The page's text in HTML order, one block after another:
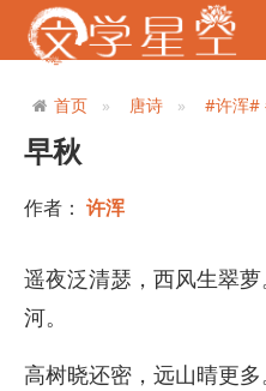
首页 唐诗 #许浑#
早秋
作者： 许浑
遥夜泛清瑟，西风生翠
河。
高树晓还密，远山晴更